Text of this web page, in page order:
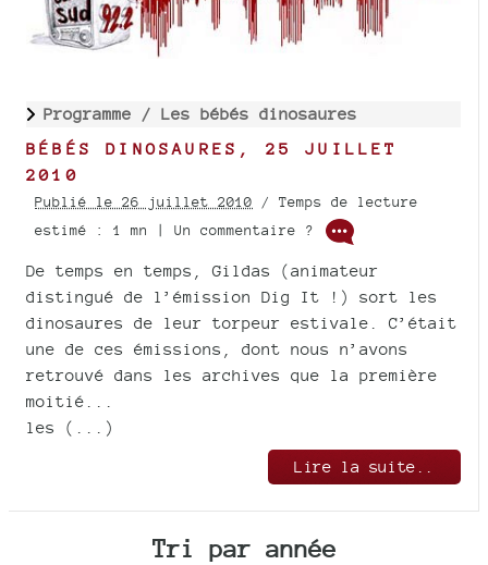
Programme / Les bébés dinosaures
BÉBÉS DINOSAURES, 25 JUILLET
2010
Publié le 26 juillet 2010 / Temps de lecture
estimé : 1 mn | Un commentaire ?
De temps en temps, Gildas (animateur
distingué de l’émission Dig It !) sort les
dinosaures de leur torpeur estivale. C’était
une de ces émissions, dont nous n’avons
retrouvé dans les archives que la première
moitié...
les (...)
Lire la suite..
Tri par année